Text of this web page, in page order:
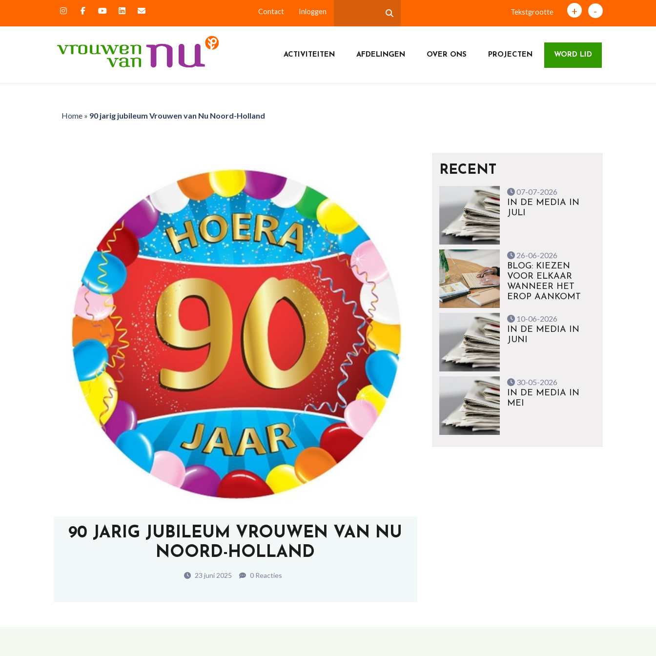
Contact Inloggen Tekstgrootte + -
ACTIVITEITEN AFDELINGEN OVER ONS PROJECTEN WORD LID
Home» 90 jarig jubileum Vrouwen van Nu Noord-Holland
90 JARIG JUBILEUM VROUWEN VAN NU
NOORD-HOLLAND
23 juni 2025 0 Reacties
RECENT
07-07-2026
IN DE MEDIA IN
JULI
26-06-2026
BLOG: KIEZEN
VOOR ELKAAR
WANNEER HET
EROP AANKOMT
10-06-2026
IN DE MEDIA IN
JUNI
30-05-2026
IN DE MEDIA IN
MEI